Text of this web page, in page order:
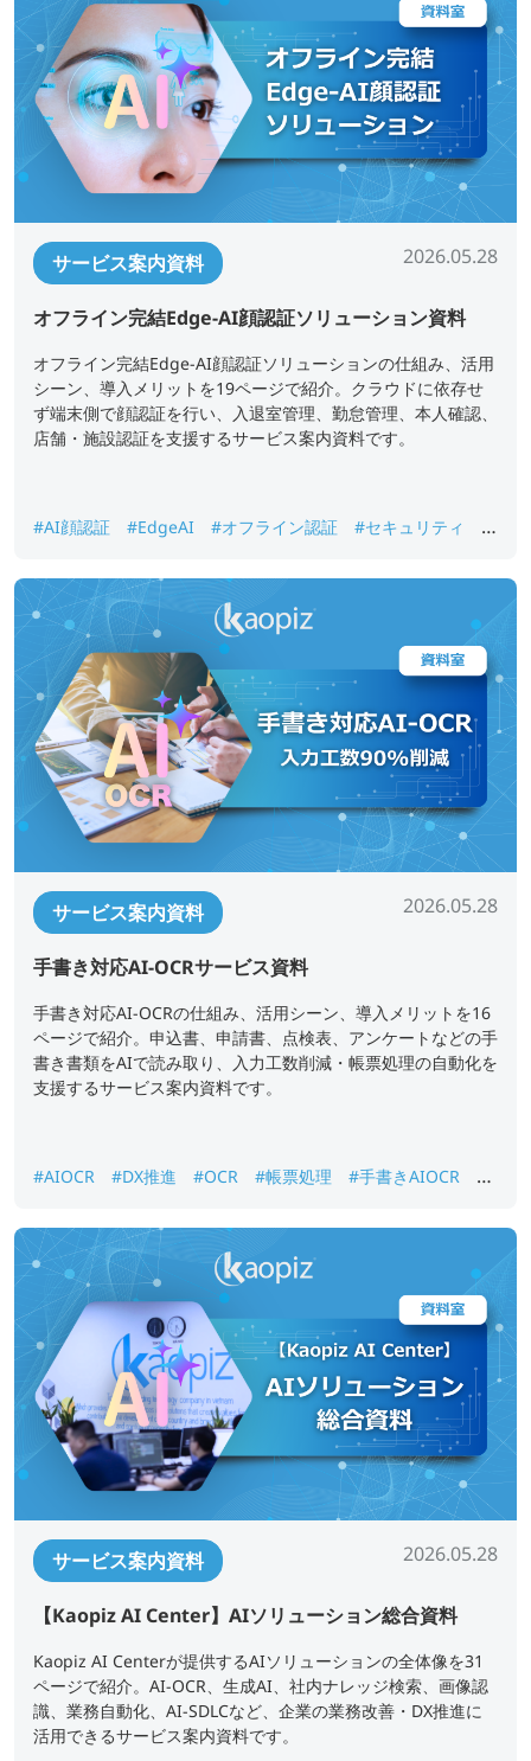
サービス案内資料 2026.05.28
オフライン完結Edge-AI顔認証ソリューション資料
オフライン完結Edge-AI顔認証ソリューションの仕組み、活用
シーン、導入メリットを19ページで紹介。クラウドに依存せ
ず端末側で顔認証を行い、入退室管理、勤怠管理、本人確認、
店舗・施設認証を支援するサービス案内資料です。
#AI顔認証 #EdgeAI #オフライン認証 #セキュリティ
#
サービス案内資料 2026.05.28
手書き対応AI-OCRサービス資料
手書き対応AI-OCRの仕組み、活用シーン、導入メリットを16
ページで紹介。申込書、申請書、点検表、アンケートなどの手
書き書類をAIで読み取り、入力工数削減・帳票処理の自動化を
支援するサービス案内資料です。
#AIOCR #DX推進 #OCR #帳票処理 #手書きAIOCR
#
サービス案内資料 2026.05.28
【Kaopiz AI Center】AIソリューション総合資料
Kaopiz AI Centerが提供するAIソリューションの全体像を31
ページで紹介。AI-OCR、生成AI、社内ナレッジ検索、画像認
識、業務自動化、AI-SDLCなど、企業の業務改善・DX推進に
活用できるサービス案内資料です。